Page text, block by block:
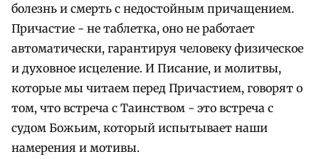
болезнь и смерть с недостойным причащением.
Причастие - не таблетка, оно не работает
автоматически, гарантируя человеку физическое
и духовное исцеление. И Писание, и молитвы,
которые мы читаем перед Причастием, говорят о
том, что встреча с Таинством - это встреча с
судом Божьим, который испытывает наши
намерения и мотивы.